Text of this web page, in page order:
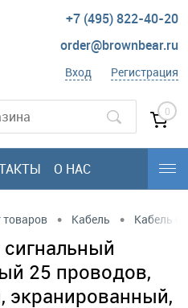
+7 (495) 822-40-20
order@brownbear.ru
Вход Регистрация
0
О НАС
товаров • Кабель • Кабель
сигнальный
25 проводов,
экранированный,